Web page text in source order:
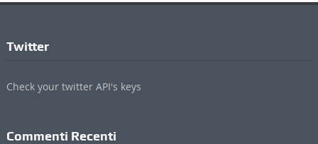
Twitter
Check your twitter API's keys
Commenti Recenti